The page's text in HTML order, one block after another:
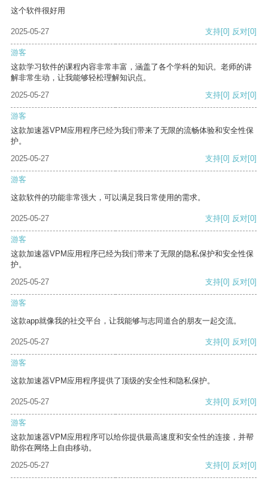
这个软件很好用
2025-05-27 支持[0] 反对[0]
游客
这款学习软件的课程内容非常丰富，涵盖了各个学科的知识。老师的讲
解非常生动，让我能够轻松理解知识点。
2025-05-27
支持[0] 反对[0]
游客
这款加速器VPM应用程序已经为我们带来了无限的流畅体验和安全性保
护。
2025-05-27
支持[0] 反对[0]
游客
这款软件的功能非常强大，可以满足我日常使用的需求。
2025-05-27 支持[0] 反对[0]
游客
这款加速器VPM应用程序已经为我们带来了无限的隐私保护和安全性保
护。
2025-05-27
支持[0] 反对[0]
游客
这款app就像我的社交平台，让我能够与志同道合的朋友一起交流。
2025-05-27 支持[0] 反对[0]
游客
这款加速器VPM应用程序提供了顶级的安全性和隐私保护。
2025-05-27 支持[0] 反对[0]
游客
这款加速器VPM应用程序可以给你提供最高速度和安全性的连接，并帮
助你在网络上自由移动。
2025-05-27
支持[0] 反对[0]